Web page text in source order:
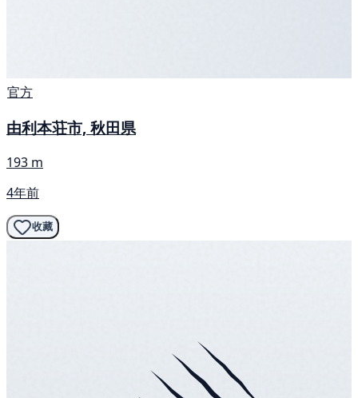
官方
由利本荘市, 秋田県
193 m
4年前
收藏